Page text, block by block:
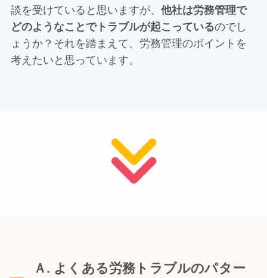
談を受けていると思いますが、 他社は労務管理で
どのようなことでトラブルが起こっているのでし
ょうか？それを踏まえて、労務管理のポイントを
考えたいと思っています。
Ａ. よくある労務トラブルのパター